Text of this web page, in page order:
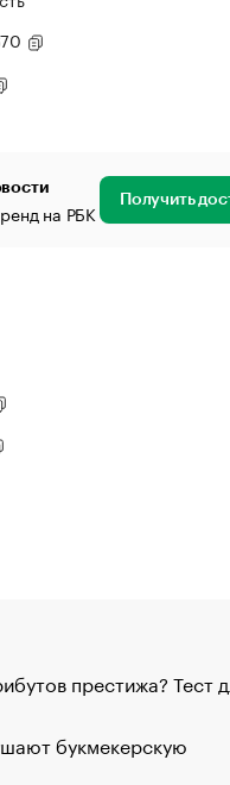
на РБК Получить
престижа? Тест
букмекерскую